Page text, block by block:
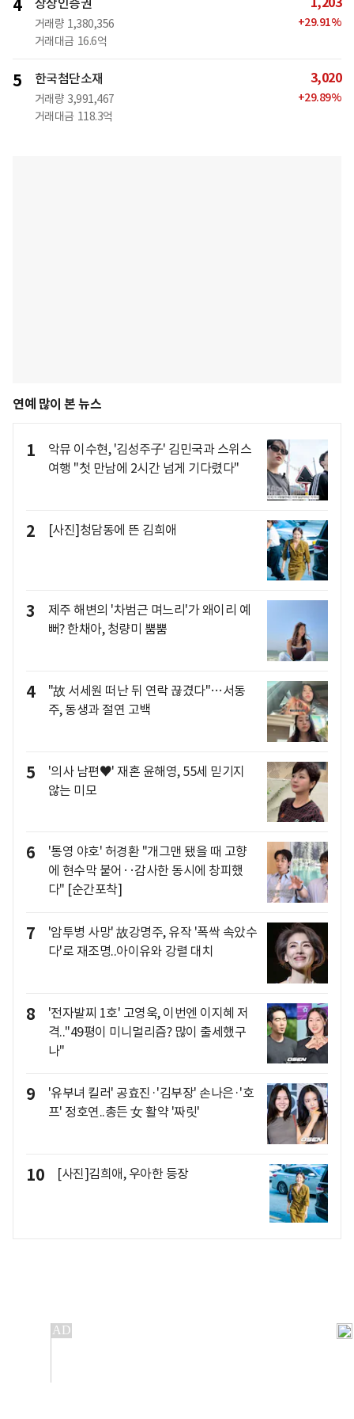
4 상상인증권
거래량 1,380,356
거래대금 16.6억
+29.91%
5 한국첨단소재
거래량 3,991,467
거래대금 118.3억
3,020
+29.89%
연예 많이 본 뉴스
1
악뮤 이수현, '김성주子' 김민국과 스위스
여행 "첫 만남에 2시간 넘게 기다렸다"
2 [사진]청담동에 뜬 김희애
3
제주 해변의 '차범근 며느리'가 왜이리 예
뻐? 한채아, 청량미 뿜뿜
4
"故 서세원 떠난 뒤 연락 끊겼다"…서동
주, 동생과 절연 고백
5
'의사 남편♥' 재혼 윤해영, 55세 믿기지
않는 미모
6
'통영 야호' 허경환 "개그맨 됐을 때 고향
에 현수막 붙어‥감사한 동시에 창피했
다" [순간포착]
7
'암투병 사망' 故강명주, 유작 '폭싹 속았수
다'로 재조명..아이유와 강렬 대치
8
'전자발찌 1호' 고영욱, 이번엔 이지혜 저
격.."49평이 미니멀리즘? 많이 출세했구
나"
9
'유부녀 킬러' 공효진·'김부장' 손나은·'호
프' 정호연..총든 女 활약 '짜릿'
10 [사진]김희애, 우아한 등장